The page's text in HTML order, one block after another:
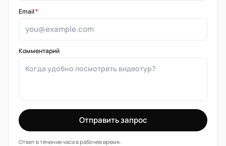
Email*
Комментарий
Отправить запрос
Ответ в течение часа в рабочее время.